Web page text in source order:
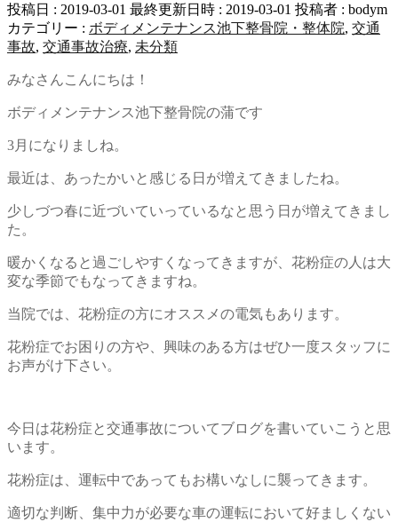
投稿日 : 2019-03-01 最終更新日時 : 2019-03-01 投稿者 : bodym
カテゴリー : ボディメンテナンス池下整骨院・整体院, 交通
事故, 交通事故治療, 未分類
みなさんこんにちは！
ボディメンテナンス池下整骨院の蒲です
3月になりましね。
最近は、あったかいと感じる日が増えてきましたね。
少しづつ春に近づいていっているなと思う日が増えてきまし
た。
暖かくなると過ごしやすくなってきますが、花粉症の人は大
変な季節でもなってきますね。
当院では、花粉症の方にオススメの電気もあります。
花粉症でお困りの方や、興味のある方はぜひ一度スタッフに
お声がけ下さい。
今日は花粉症と交通事故についてブログを書いていこうと思
います。
花粉症は、運転中であってもお構いなしに襲ってきます。
適切な判断、集中力が必要な車の運転において好ましくない